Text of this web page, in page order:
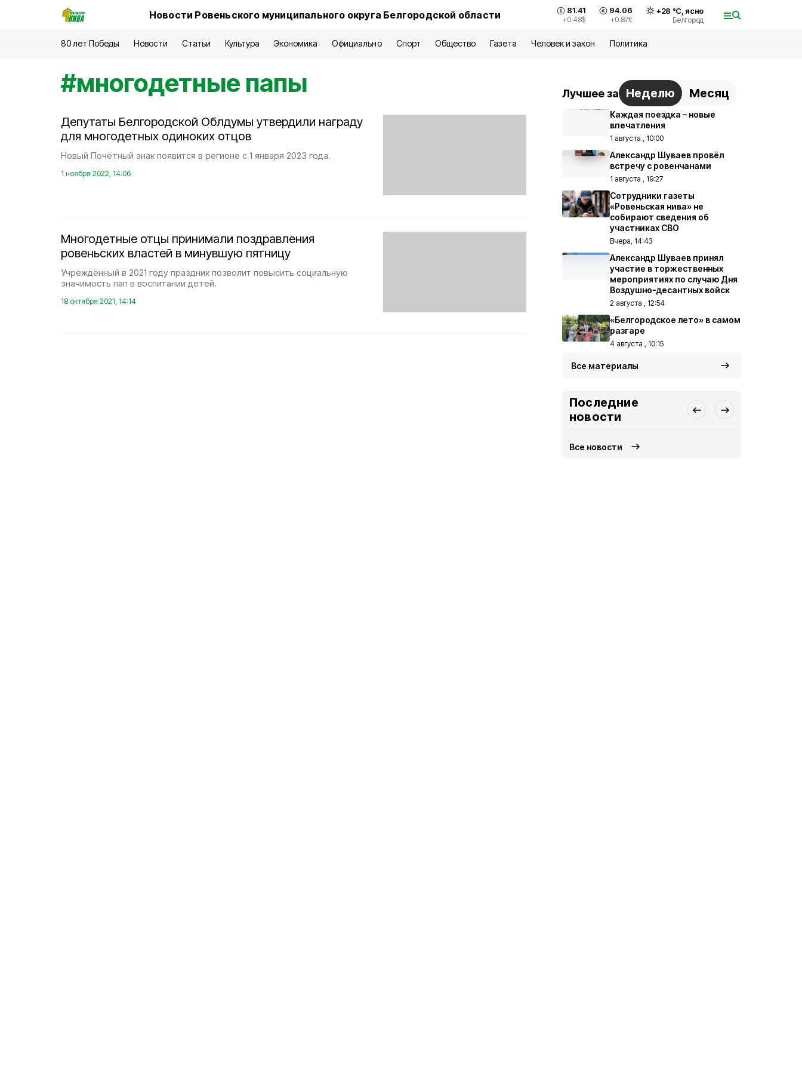
Новости Ровеньского муниципального округа Белгородской области 81.41
+0.48$
94.06
+0.87€
+28 °С, ясно
Белгород
80 лет Победы Новости Статьи Культура Экономика Официально Спорт Общество Газета Человек и закон Политика
#многодетные папы
Депутаты Белгородской Облдумы утвердили награду
для многодетных одиноких отцов
Новый Почётный знак появится в регионе с 1 января 2023 года.
1 ноября 2022, 14:06
Многодетные отцы принимали поздравления
ровеньских властей в минувшую пятницу
Учреждённый в 2021 году праздник позволит повысить социальную
значимость пап в воспитании детей.
18 октября 2021, 14:14
Лучшее за Неделю Месяц
Каждая поездка – новые
впечатления
1 августа , 10:00
Александр Шуваев провёл
встречу с ровенчанами
1 августа , 19:27
Сотрудники газеты
«Ровеньская нива» не
собирают сведения об
участниках СВО
Вчера, 14:43
Александр Шуваев принял
участие в торжественных
мероприятиях по случаю Дня
Воздушно-десантных войск
2 августа , 12:54
«Белгородское лето» в самом
разгаре
4 августа , 10:15
Все материалы
Последние
новости
Все новости